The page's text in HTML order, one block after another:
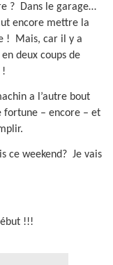
?
Dans le garage…
encore mettre la
!
Mais, car il y a
deux coups de
!
a l’autre bout
fortune – encore – et
ce weekend? Je vais
!!!